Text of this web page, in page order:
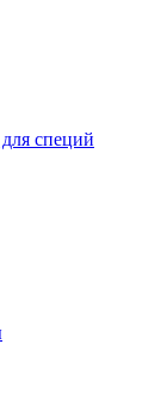
специй